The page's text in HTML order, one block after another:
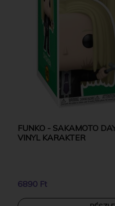
FUNKO - SAKAMOTO
VINYL KARAKTER
6890 Ft